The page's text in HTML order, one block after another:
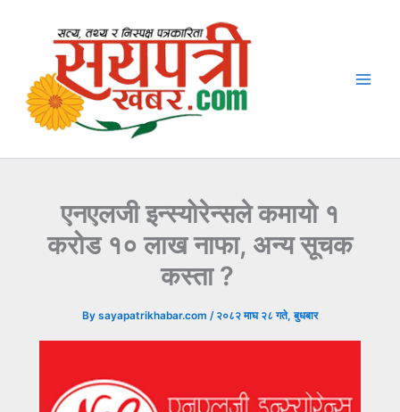
एनएलजी इन्स्योरेन्सले कमायो १
करोड १० लाख नाफा, अन्य सूचक
कस्ता ?
By sayapatrikhabar.com / २०८२ माघ २८ गते, बुधबार